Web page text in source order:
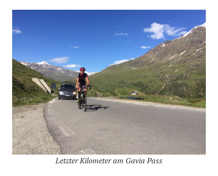
Letzter Kilometer am Gavia Pass